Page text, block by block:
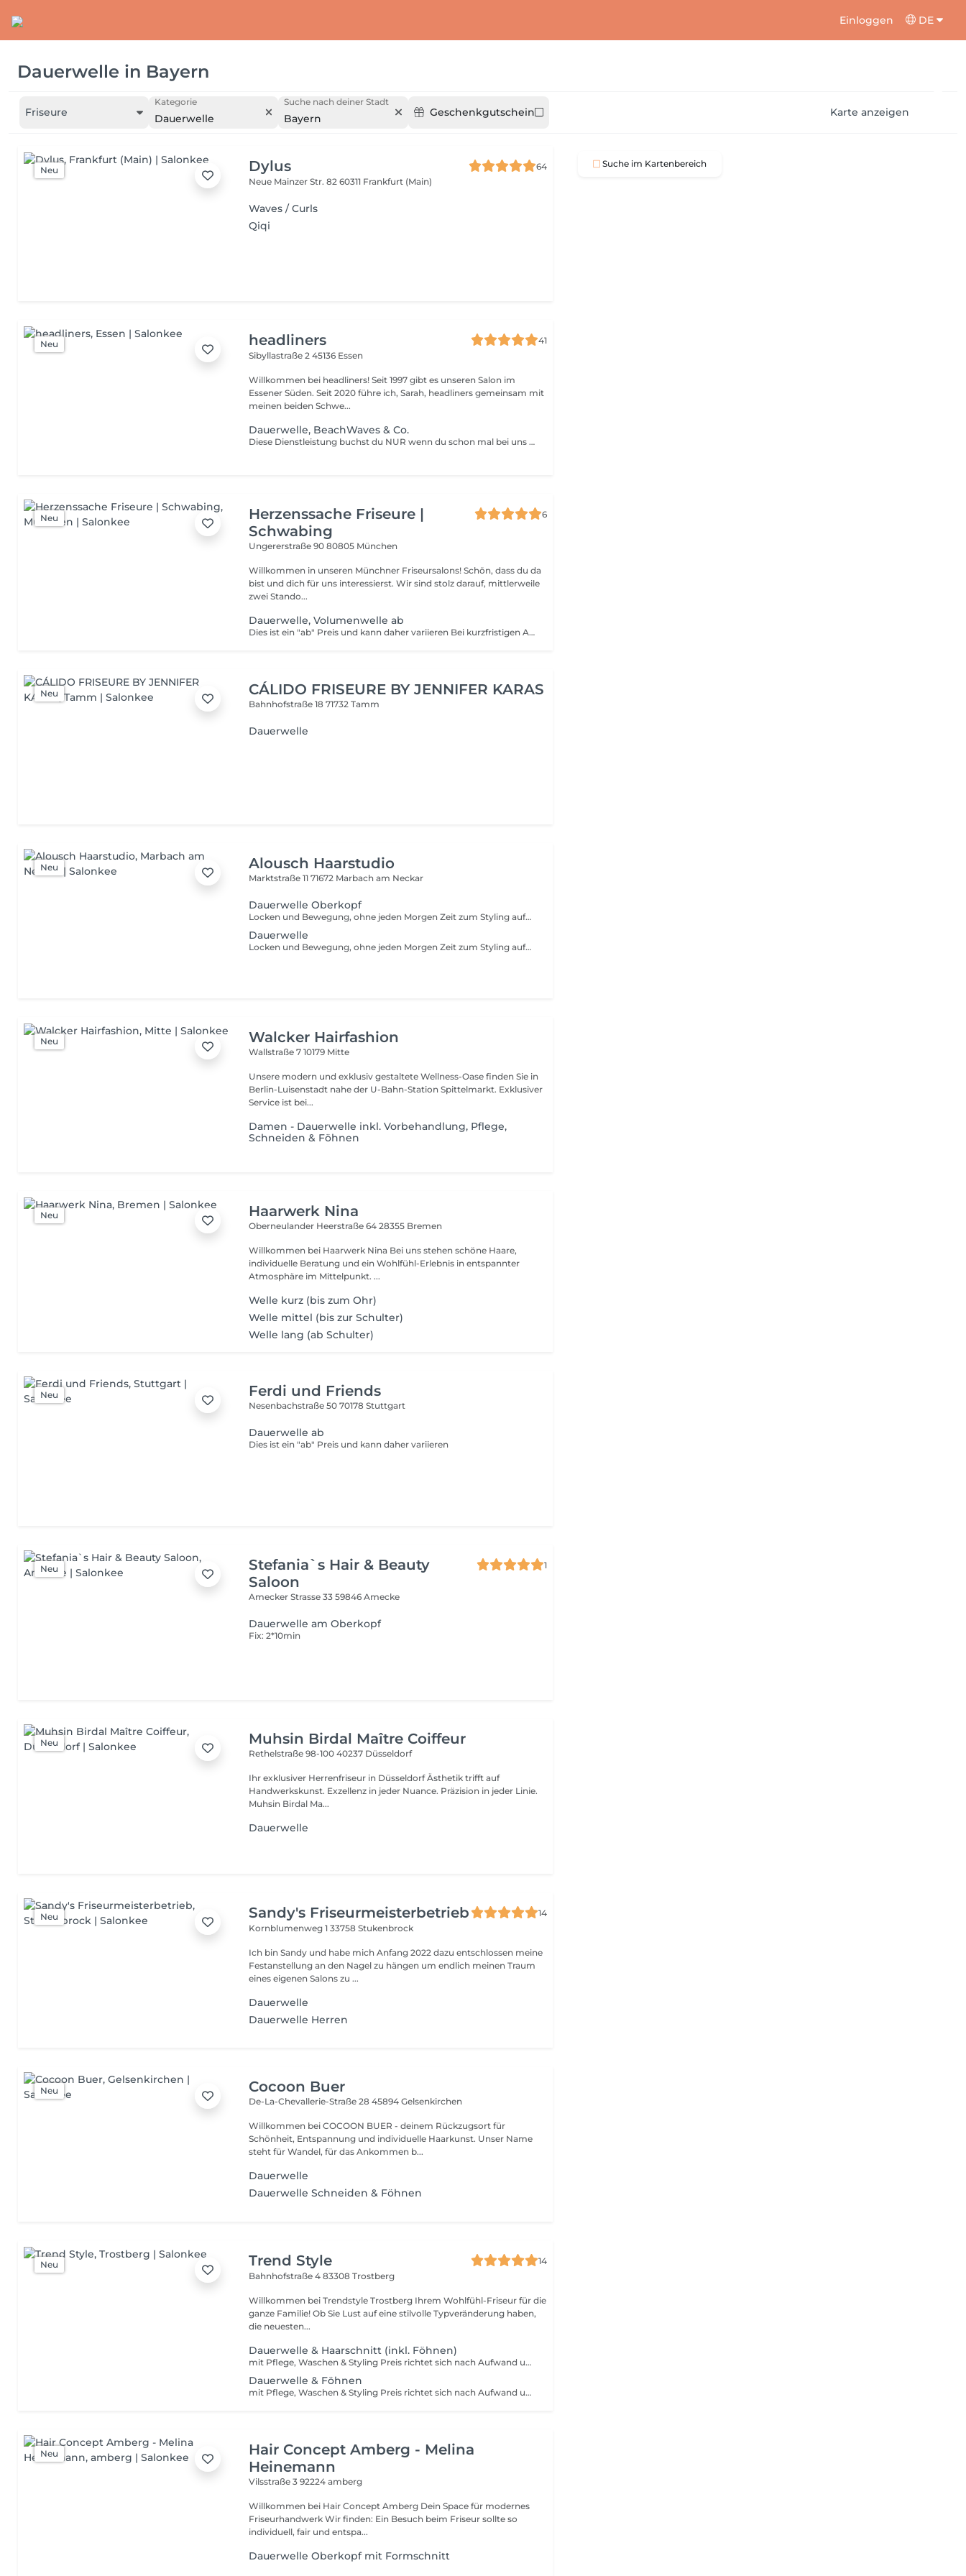
Einloggen DE
Dauerwelle in Bayern
Friseure
Kategorie
Dauerwelle
Suche nach deiner Stadt
Bayern Geschenkgutschein Karte anzeigen
Neu Dylus
64
Neue Mainzer Str. 8260311 Frankfurt (Main)
Waves / Curls
Qiqi
Neu headliners
41
Sibyllastraße 245136 Essen
Willkommen bei headliners! Seit 1997 gibt es unseren Salon im
Essener Süden. Seit 2020 führe ich, Sarah, headliners gemeinsam mit
meinen beiden Schwe...
Dauerwelle, BeachWaves & Co.
Diese Dienstleistung buchst du NUR wenn du schon mal bei uns ein Beratungsgespräch zum Thema Dauerwelle, BeachWaves & Co. in Anspruch genommen hast. Denn nicht jedes Haar kann Chemisch Umgeformt werden. Was mit deinem Haar machbar ist, ob und wie deine Wünsche sich umsetzten lassen, erfährst du bei deinem Beratungsgespräch bei dem wir uns deine Haarbeschaffenheit und wünsche genau anschauen. Denn es gibt unzählige Möglichkeiten, ob leichte Bewegung, Wellen, große bis kleine Locken oder auch für Stand am Ansatz als Föhn-Unterstützung. *in diesem Paketpreis ist die dazugehörige Haarpflege, Haarschnitt und föhnen mit inbegriffen
Neu
Herzenssache Friseure |
Schwabing
6
Ungererstraße 9080805 München
Willkommen in unseren Münchner Friseursalons! Schön, dass du da
bist und dich für uns interessierst. Wir sind stolz darauf, mittlerweile
zwei Stando...
Dauerwelle, Volumenwelle ab
Dies ist ein "ab" Preis und kann daher variieren Bei kurzfristigen Absagen (unter 24 Stunden) und Nichterscheinen berechnen wir 50% des Dienstleistungspreises
Neu CÁLIDO FRISEURE BY JENNIFER KARAS
Bahnhofstraße 1871732 Tamm
Dauerwelle
Neu Alousch Haarstudio
Marktstraße 1171672 Marbach am Neckar
Dauerwelle Oberkopf
Locken und Bewegung, ohne jeden Morgen Zeit zum Styling aufwenden zu müssen. Eine Dauerwelle verändert die Haarstruktur und schenkt dem Haar dauerhaft mehr Form, Volumen oder definierte Locken. Dabei entscheiden Sie gemeinsam mit uns, ob das Ergebnis eher natürlich und weich oder markanter wirken soll. Vor der Behandlung schauen wir uns Ihr Haar genau an und beraten Sie, welche Variante möglich und sinnvoll ist. Die Dauer ist dabei sowohl von der Haarlänge als auch Ihrem gewünschten Ergebnis abhängig.
Dauerwelle
Locken und Bewegung, ohne jeden Morgen Zeit zum Styling aufwenden zu müssen. Eine Dauerwelle verändert die Haarstruktur und schenkt dem Haar dauerhaft mehr Form, Volumen oder definierte Locken. Dabei entscheiden Sie gemeinsam mit uns, ob das Ergebnis eher natürlich und weich oder markanter wirken soll. Vor der Behandlung schauen wir uns Ihr Haar genau an und beraten Sie, welche Variante möglich und sinnvoll ist. Die Dauer ist dabei sowohl von der Haarlänge als auch Ihrem gewünschten Ergebnis abhängig. Kurz = bis Ohrlänge Mittel = bis Schulter Lang = unterhalb der Schulter Extra lang/dicht = höherer Materialaufwand
Neu Walcker Hairfashion
Wallstraße 710179 Mitte
Unsere modern und exklusiv gestaltete Wellness-Oase finden Sie in
Berlin-Luisenstadt nahe der U-Bahn-Station Spittelmarkt. Exklusiver
Service ist bei...
Damen - Dauerwelle inkl. Vorbehandlung, Pflege,
Schneiden & Föhnen
Neu Haarwerk Nina
Oberneulander Heerstraße 6428355 Bremen
Willkommen bei Haarwerk Nina Bei uns stehen schöne Haare,
individuelle Beratung und ein Wohlfühl-Erlebnis in entspannter
Atmosphäre im Mittelpunkt. ...
Welle kurz (bis zum Ohr)
Welle mittel (bis zur Schulter)
Welle lang (ab Schulter)
Neu Ferdi und Friends
Nesenbachstraße 5070178 Stuttgart
Dauerwelle ab
Dies ist ein "ab" Preis und kann daher variieren
Neu
Stefania`s Hair & Beauty
Saloon
1
Amecker Strasse 3359846 Amecke
Dauerwelle am Oberkopf
Fix: 2*10min
Neu Muhsin Birdal Maître Coiffeur
Rethelstraße 98-10040237 Düsseldorf
Ihr exklusiver Herrenfriseur in Düsseldorf Ästhetik trifft auf
Handwerkskunst. Exzellenz in jeder Nuance. Präzision in jeder Linie.
Muhsin Birdal Ma...
Dauerwelle
Neu Sandy's Friseurmeisterbetrieb
14
Kornblumenweg 133758 Stukenbrock
Ich bin Sandy und habe mich Anfang 2022 dazu entschlossen meine
Festanstellung an den Nagel zu hängen um endlich meinen Traum
eines eigenen Salons zu ...
Dauerwelle
Dauerwelle Herren
Neu Cocoon Buer
De-La-Chevallerie-Straße 2845894 Gelsenkirchen
Willkommen bei COCOON BUER - deinem Rückzugsort für
Schönheit, Entspannung und individuelle Haarkunst. Unser Name
steht für Wandel, für das Ankommen b...
Dauerwelle
Dauerwelle Schneiden & Föhnen
Neu Trend Style
14
Bahnhofstraße 483308 Trostberg
Willkommen bei Trendstyle Trostberg Ihrem Wohlfühl-Friseur für die
ganze Familie! Ob Sie Lust auf eine stilvolle Typveränderung haben,
die neuesten...
Dauerwelle & Haarschnitt (inkl. Föhnen)
mit Pflege, Waschen & Styling Preis richtet sich nach Aufwand und Produktmenge.
Dauerwelle & Föhnen
mit Pflege, Waschen & Styling Preis richtet sich nach Aufwand und Produktmenge.
Neu
Hair Concept Amberg - Melina
Heinemann
Vilsstraße 392224 amberg
Willkommen bei Hair Concept Amberg Dein Space für modernes
Friseurhandwerk Wir finden: Ein Besuch beim Friseur sollte so
individuell, fair und entspa...
Dauerwelle Oberkopf mit Formschnitt
Suche im Kartenbereich